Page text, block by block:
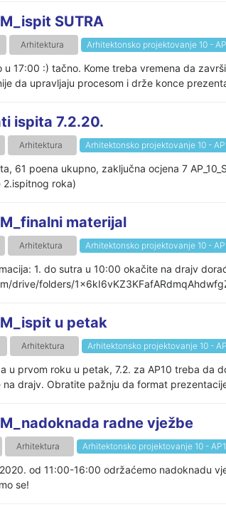
SUTRA
Arhitektura Arhitektonsko projektovanje 10 -
17:00 :) tačno. Kome treba vremena da
da upravljaju procesom i drže konce
ispita 7.2.20.
Arhitektura Arhitektonsko projektovanje 10 -
61 poena ukupno, zaključna ocjena 7
2.ispitnog roka)
materijal
Arhitektura Arhitektonsko projektovanje 10 -
1. do sutra u 10:00 okačite na drajv
drive/folders/
u petak
Arhitektura Arhitektonsko projektovanje 10 -
u prvom roku u petak, 7.2. za AP10 treba da
na drajv. Obratite pažnju da format
radne vježbe
Arhitektura Arhitektonsko projektovanje 10 -
od 11:00-16:00 održaćemo nadoknadu
se!